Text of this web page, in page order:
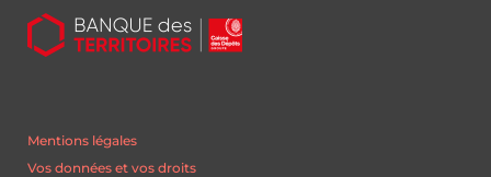
Mentions légales
Vos données et vos droits